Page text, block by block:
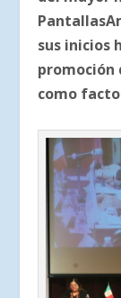
sus inicios
promoción
como